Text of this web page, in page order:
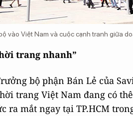
vào Việt Nam và cuộc cạnh tranh giữa
trang nhanh”
bộ phận Bán Lẻ của
trang Việt Nam đang có
ra mắt ngay tại TP.HCM